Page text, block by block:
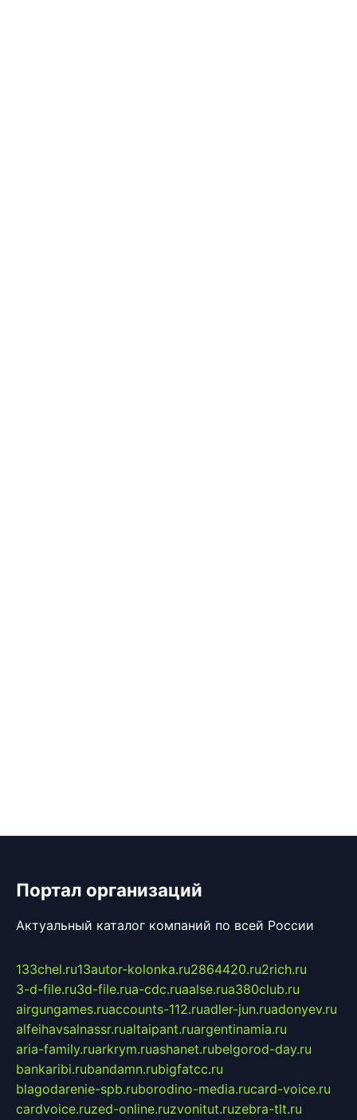
Портал организаций
Актуальный каталог компаний по всей России
133chel.ru13autor-kolonka.ru2864420.ru2rich.ru
3-d-file.ru3d-file.rua-cdc.ruaalse.rua380club.ru
airgungames.ruaccounts-112.ruadler-jun.ruadonyev.ru
alfeihavsalnassr.rualtaipant.ruargentinamia.ru
aria-family.ruarkrym.ruashanet.rubelgorod-day.ru
bankaribi.rubandamn.rubigfatcc.ru
blagodarenie-spb.ruborodino-media.rucard-voice.ru
cardvoice.ruzed-online.ruzvonitut.ruzebra-tlt.ru